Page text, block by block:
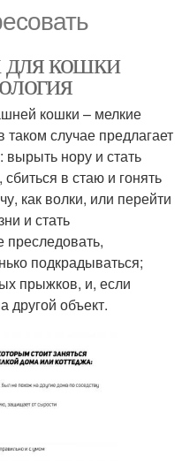
кошки
кошки – мелкие
случае предлагает
вырыть нору и стать
в стаю и гонять
как волки, или перейти
и стать
преследовать,
подкрадываться;
прыжков, и, если
другой объект.